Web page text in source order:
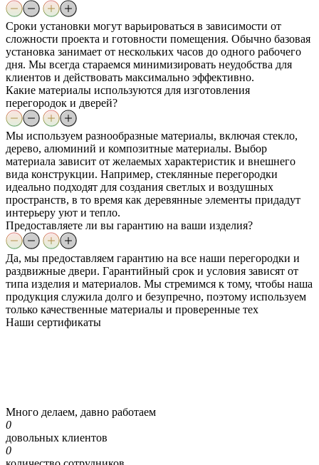
Сроки установки могут варьироваться в зависимости от
сложности проекта и готовности помещения. Обычно базовая
установка занимает от нескольких часов до одного рабочего
дня. Мы всегда стараемся минимизировать неудобства для
клиентов и действовать максимально эффективно.
Какие материалы используются для изготовления
перегородок и дверей?
Мы используем разнообразные материалы, включая стекло,
дерево, алюминий и композитные материалы. Выбор
материала зависит от желаемых характеристик и внешнего
вида конструкции. Например, стеклянные перегородки
идеально подходят для создания светлых и воздушных
пространств, в то время как деревянные элементы придадут
интерьеру уют и тепло.
Предоставляете ли вы гарантию на ваши изделия?
Да, мы предоставляем гарантию на все наши перегородки и
раздвижные двери. Гарантийный срок и условия зависят от
типа изделия и материалов. Мы стремимся к тому, чтобы наша
продукция служила долго и безупречно, поэтому используем
только качественные материалы и проверенные тех
Наши сертификаты
Много делаем, давно работаем
0
довольных клиентов
0